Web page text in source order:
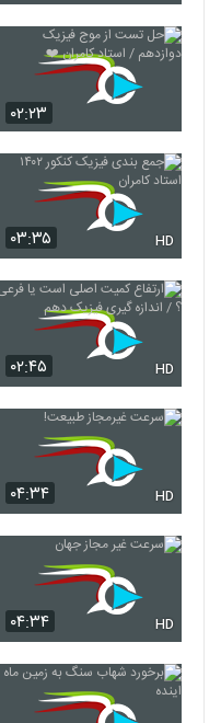
۰۲:۲۳
۰۳:۳۵ HD
۰۲:۴۵ HD
۰۴:۳۴ HD
۰۴:۳۴ HD